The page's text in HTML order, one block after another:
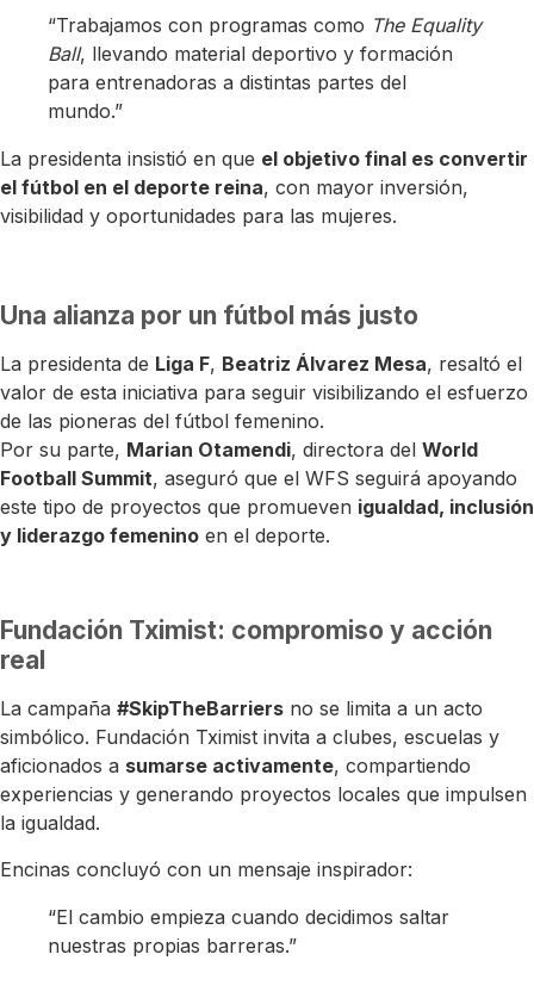
“Trabajamos con programas como The Equality
Ball, llevando material deportivo y formación
para entrenadoras a distintas partes del
mundo.”
La presidenta insistió en que el objetivo final es convertir
el fútbol en el deporte reina, con mayor inversión,
visibilidad y oportunidades para las mujeres.
Una alianza por un fútbol más justo
La presidenta de Liga F, Beatriz Álvarez Mesa, resaltó el
valor de esta iniciativa para seguir visibilizando el esfuerzo
de las pioneras del fútbol femenino.
Por su parte, Marian Otamendi, directora del World
Football Summit, aseguró que el WFS seguirá apoyando
este tipo de proyectos que promueven igualdad, inclusión
y liderazgo femenino en el deporte.
Fundación Tximist: compromiso y acción
real
La campaña #SkipTheBarriers no se limita a un acto
simbólico. Fundación Tximist invita a clubes, escuelas y
aficionados a sumarse activamente, compartiendo
experiencias y generando proyectos locales que impulsen
la igualdad.
Encinas concluyó con un mensaje inspirador:
“El cambio empieza cuando decidimos saltar
nuestras propias barreras.”